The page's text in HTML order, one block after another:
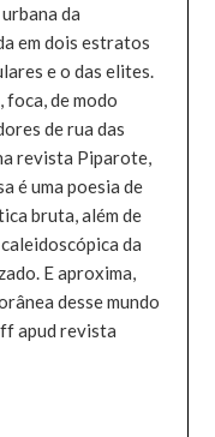
da
em dois estratos
e o das elites.
foca, de modo
de rua das
revista Piparote,
é uma poesia de
bruta, além de
da
E aproxima,
desse mundo
apud revista